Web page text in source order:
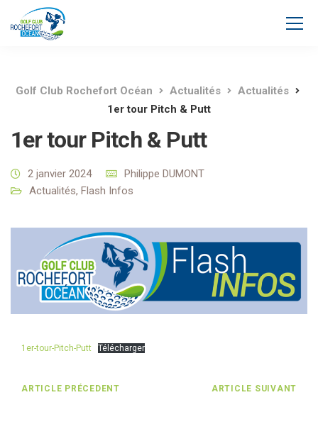
Golf Club Rochefort Océan Actualités
Actualités
1er tour Pitch & Putt
1er tour Pitch & Putt
2 janvier 2024
Philippe DUMONT
Actualités, Flash Infos
1er-tour-Pitch-Putt Télécharger
ARTICLE PRÉCEDENT ARTICLE SUIVANT